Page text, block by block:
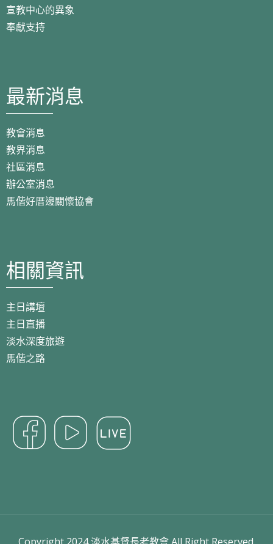
宣教中心的異象
奉獻支持
最新消息
教會消息
教界消息
社區消息
辦公室消息
馬偕好厝邊關懷協會
相關資訊
主日講壇
主日直播
淡水深度旅遊
馬偕之路